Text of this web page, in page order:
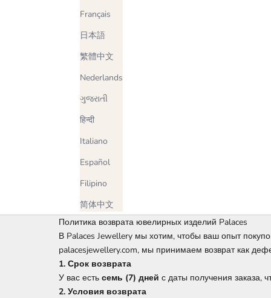
Français
日本語
繁體中文
Nederlands
ગુજરાતી
हिन्दी
Italiano
Español
Filipino
简体中文
Политика возврата ювелирных изделий Palaces
В Palaces Jewellery мы хотим, чтобы ваш опыт
palacesjewellery.com, мы принимаем возврат как
1. Срок возврата
У вас есть семь (7) дней с даты получения заказа,
2. Условия возврата